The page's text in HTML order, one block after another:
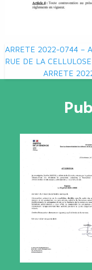
Navigation
de
l’article
ARRETE 2022-0744 –
RUE DE LA
ARRETE